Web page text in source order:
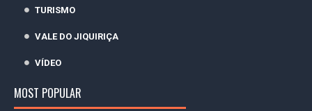
TURISMO
VALE DO JIQUIRIÇA
VÍDEO
MOST POPULAR